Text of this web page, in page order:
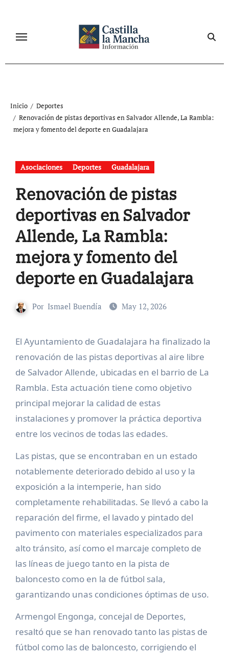
contenido
Inicio
Deportes
Renovación de pistas deportivas en Salvador Allende, La Rambla:
mejora y fomento del deporte en Guadalajara
Asociaciones Deportes Guadalajara
Renovación de pistas
deportivas en Salvador
Allende, La Rambla:
mejora y fomento del
deporte en Guadalajara
Por Ismael Buendía May 12, 2026
El Ayuntamiento de Guadalajara ha finalizado la
renovación de las pistas deportivas al aire libre
de Salvador Allende, ubicadas en el barrio de La
Rambla. Esta actuación tiene como objetivo
principal mejorar la calidad de estas
instalaciones y promover la práctica deportiva
entre los vecinos de todas las edades.
Las pistas, que se encontraban en un estado
notablemente deteriorado debido al uso y la
exposición a la intemperie, han sido
completamente rehabilitadas. Se llevó a cabo la
reparación del firme, el lavado y pintado del
pavimento con materiales especializados para
alto tránsito, así como el marcaje completo de
las líneas de juego tanto en la pista de
baloncesto como en la de fútbol sala,
garantizando unas condiciones óptimas de uso.
Armengol Engonga, concejal de Deportes,
resaltó que se han renovado tanto las pistas de
fútbol como las de baloncesto, corrigiendo el